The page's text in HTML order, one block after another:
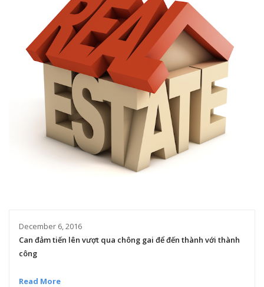
December 6, 2016
Can đảm tiến lên vượt qua chông gai để đến thành với thành
công
Read More